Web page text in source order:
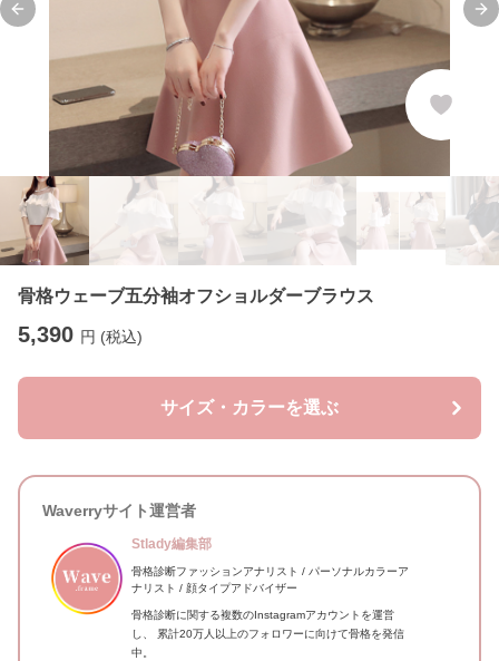
Previous slide
骨格ウェーブ五分袖オフショルダーブラウス
5,390 円 (税込)
サイズ・カラーを選ぶ
Waverryサイト運営者
Stlady編集部
骨格診断ファッションアナリスト / パーソナルカラーア
ナリスト / 顔タイプアドバイザー
骨格診断に関する複数のInstagramアカウントを運営
し、 累計20万人以上のフォロワーに向けて骨格を発信
中。